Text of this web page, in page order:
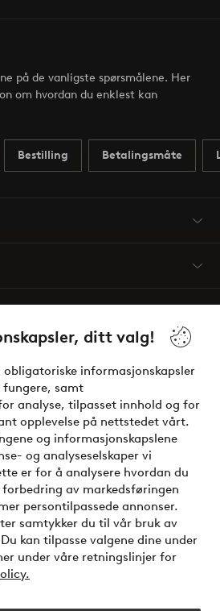
ditt valg!
informasjonskapsler
samt
analyse, tilpasset innhold og for
opplevelse på nettstedet vårt.
og informasjonskapslene
og analyseselskaper vi
er for å analysere hvordan du
av markedsføringen
persontilpassede annonser.
samtykker du til vår bruk av
kan tilpasse valgene dine under
under våre retningslinjer for
på de vanligste spørsmålene. Her
om hvordan du enklest kan
Bestilling Betalingsmåte
- Betal direkte eller del opp
våre betalingsalternativer?